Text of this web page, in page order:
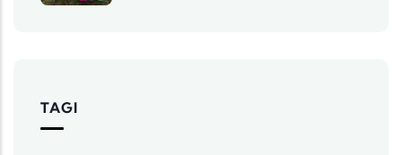
TAGI